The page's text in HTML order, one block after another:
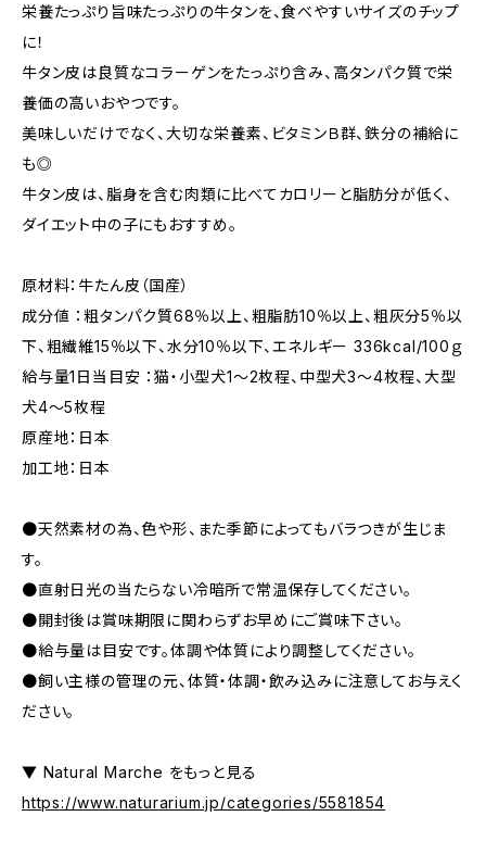
栄養たっぷり旨味たっぷりの牛タンを、食べやすいサイズのチップ
に！
牛タン皮は良質なコラーゲンをたっぷり含み、高タンパク質で栄
養価の高いおやつです。
美味しいだけでなく、大切な栄養素、ビタミンＢ群、鉄分の補給に
も◎
牛タン皮は、脂身を含む肉類に比べてカロリーと脂肪分が低く、
ダイエット中の子にもおすすめ。
原材料：牛たん皮（国産）
成分値 ：粗タンパク質68％以上、粗脂肪10％以上、粗灰分5％以
下、粗繊維15％以下、水分10％以下、エネルギー 336kcal/100ｇ
給与量1日当目安 ：猫・小型犬1〜2枚程、中型犬3〜4枚程、大型
犬4〜5枚程
原産地：日本
加工地：日本
●天然素材の為、色や形、また季節によってもバラつきが生じま
す。
●直射日光の当たらない冷暗所で常温保存してください。
●開封後は賞味期限に関わらずお早めにご賞味下さい。
●給与量は目安です。体調や体質により調整してください。
●飼い主様の管理の元、体質・体調・飲み込みに注意してお与えく
ださい。
▼ Natural Marche をもっと見る
https://www.naturarium.jp/categories/5581854